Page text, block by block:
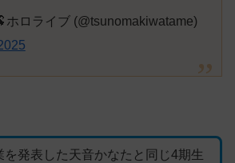
ロライブ (@tsunomakiwatame)
を発表した天音かなたと同じ4期生